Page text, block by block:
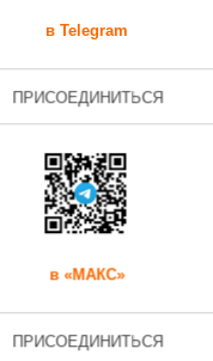
сертификацию
образцов продукции
производства
документа
в Telegram
ПРИСОЕДИНИТЬСЯ
в «МАКС»
ПРИСОЕДИНИТЬСЯ